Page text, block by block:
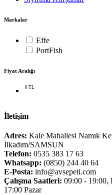
Markalar
Effe
PortFish
Fiyat Aralığı
0 TL
İletişim
Adres: Kale Mahallesi Namık
İlkadım/SAMSUN
Telefon: 0535 383 17 63
Whatsapp: (0850) 244 40 64
E-Posta: info@avsepeti.com
Çalışma Saatleri: 09:00 - 19:00,
17:00 Pazar